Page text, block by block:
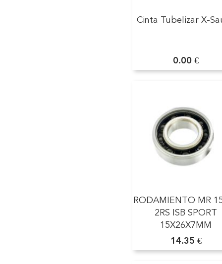
Cinta Tubelizar X-
0.00 €
RODAMIENTO MR
2RS ISB SPORT
15X26X7MM
14.35 €